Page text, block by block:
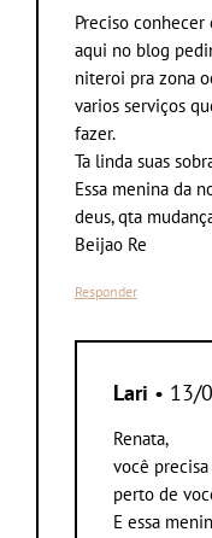
Preciso
aqui no blog
niteroi pra zona
varios serviços
fazer.
Ta linda suas
Essa menina da
deus, qta
Beijao Re
Responder
Lari • 13/
Renata,
você
perto de
E essa